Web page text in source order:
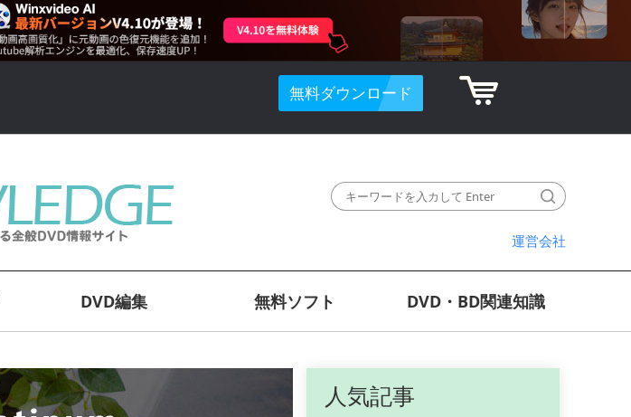
無料ダウンロード
運営会社
DVD編集 無料ソフト DVD・BD関連知識
人気記事